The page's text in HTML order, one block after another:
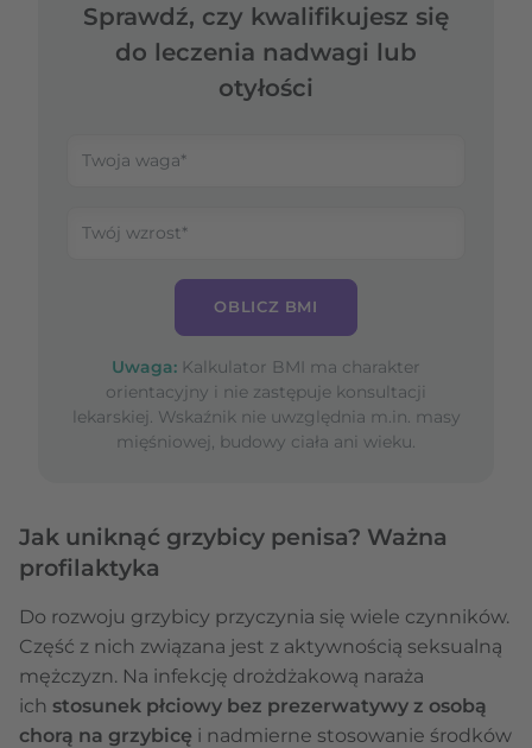
Sprawdź, czy kwalifikujesz się
do leczenia nadwagi lub
otyłości
OBLICZ BMI
Uwaga: Kalkulator BMI ma charakter
orientacyjny i nie zastępuje konsultacji
lekarskiej. Wskaźnik nie uwzględnia m.in. masy
mięśniowej, budowy ciała ani wieku.
Jak uniknąć grzybicy penisa? Ważna
profilaktyka
Do rozwoju grzybicy przyczynia się wiele czynników.
Część z nich związana jest z aktywnością seksualną
mężczyzn. Na infekcję drożdżakową naraża
ich stosunek płciowy bez prezerwatywy z osobą
chorą na grzybicę i nadmierne stosowanie środków